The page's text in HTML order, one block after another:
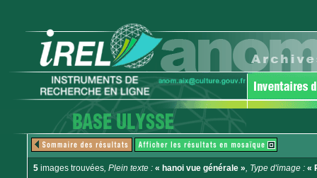
5 images trouvées, Plein texte : « hanoi vue générale », Type d'image : «